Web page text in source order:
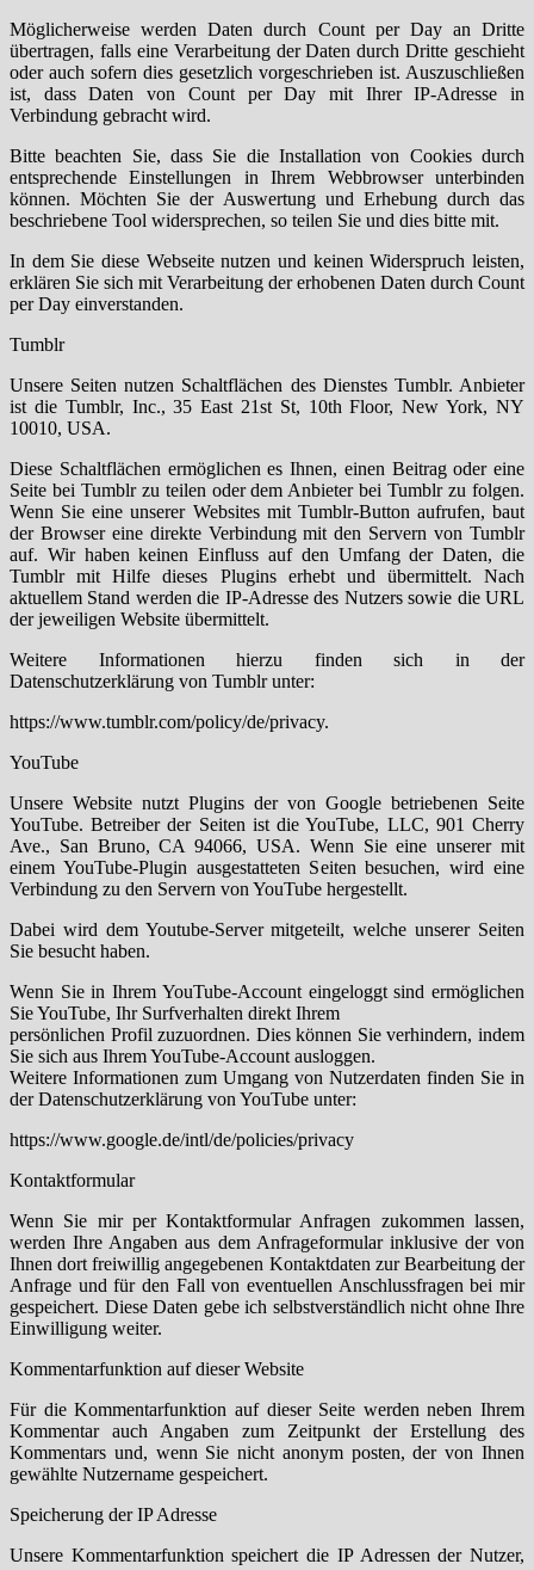
Möglicherweise werden Daten durch Count per Day an Dritte
übertragen, falls eine Verarbeitung der Daten durch Dritte geschieht
oder auch sofern dies gesetzlich vorgeschrieben ist. Auszuschließen
ist, dass Daten von Count per Day mit Ihrer IP-Adresse in
Verbindung gebracht wird.
Bitte beachten Sie, dass Sie die Installation von Cookies durch
entsprechende Einstellungen in Ihrem Webbrowser unterbinden
können. Möchten Sie der Auswertung und Erhebung durch das
beschriebene Tool widersprechen, so teilen Sie und dies bitte mit.
In dem Sie diese Webseite nutzen und keinen Widerspruch leisten,
erklären Sie sich mit Verarbeitung der erhobenen Daten durch Count
per Day einverstanden.
Tumblr
Unsere Seiten nutzen Schaltflächen des Dienstes Tumblr. Anbieter
ist die Tumblr, Inc., 35 East 21st St, 10th Floor, New York, NY
10010, USA.
Diese Schaltflächen ermöglichen es Ihnen, einen Beitrag oder eine
Seite bei Tumblr zu teilen oder dem Anbieter bei Tumblr zu folgen.
Wenn Sie eine unserer Websites mit Tumblr-Button aufrufen, baut
der Browser eine direkte Verbindung mit den Servern von Tumblr
auf. Wir haben keinen Einfluss auf den Umfang der Daten, die
Tumblr mit Hilfe dieses Plugins erhebt und übermittelt. Nach
aktuellem Stand werden die IP-Adresse des Nutzers sowie die URL
der jeweiligen Website übermittelt.
Weitere Informationen hierzu finden sich in der
Datenschutzerklärung von Tumblr unter:
https://www.tumblr.com/policy/de/privacy.
YouTube
Unsere Website nutzt Plugins der von Google betriebenen Seite
YouTube. Betreiber der Seiten ist die YouTube, LLC, 901 Cherry
Ave., San Bruno, CA 94066, USA. Wenn Sie eine unserer mit
einem YouTube-Plugin ausgestatteten Seiten besuchen, wird eine
Verbindung zu den Servern von YouTube hergestellt.
Dabei wird dem Youtube-Server mitgeteilt, welche unserer Seiten
Sie besucht haben.
Wenn Sie in Ihrem YouTube-Account eingeloggt sind ermöglichen
Sie YouTube, Ihr Surfverhalten direkt Ihrem
persönlichen Profil zuzuordnen. Dies können Sie verhindern, indem
Sie sich aus Ihrem YouTube-Account ausloggen.
Weitere Informationen zum Umgang von Nutzerdaten finden Sie in
der Datenschutzerklärung von YouTube unter:
https://www.google.de/intl/de/policies/privacy
Kontaktformular
Wenn Sie mir per Kontaktformular Anfragen zukommen lassen,
werden Ihre Angaben aus dem Anfrageformular inklusive der von
Ihnen dort freiwillig angegebenen Kontaktdaten zur Bearbeitung der
Anfrage und für den Fall von eventuellen Anschlussfragen bei mir
gespeichert. Diese Daten gebe ich selbstverständlich nicht ohne Ihre
Einwilligung weiter.
Kommentarfunktion auf dieser Website
Für die Kommentarfunktion auf dieser Seite werden neben Ihrem
Kommentar auch Angaben zum Zeitpunkt der Erstellung des
Kommentars und, wenn Sie nicht anonym posten, der von Ihnen
gewählte Nutzername gespeichert.
Speicherung der IP Adresse
Unsere Kommentarfunktion speichert die IP Adressen der Nutzer,